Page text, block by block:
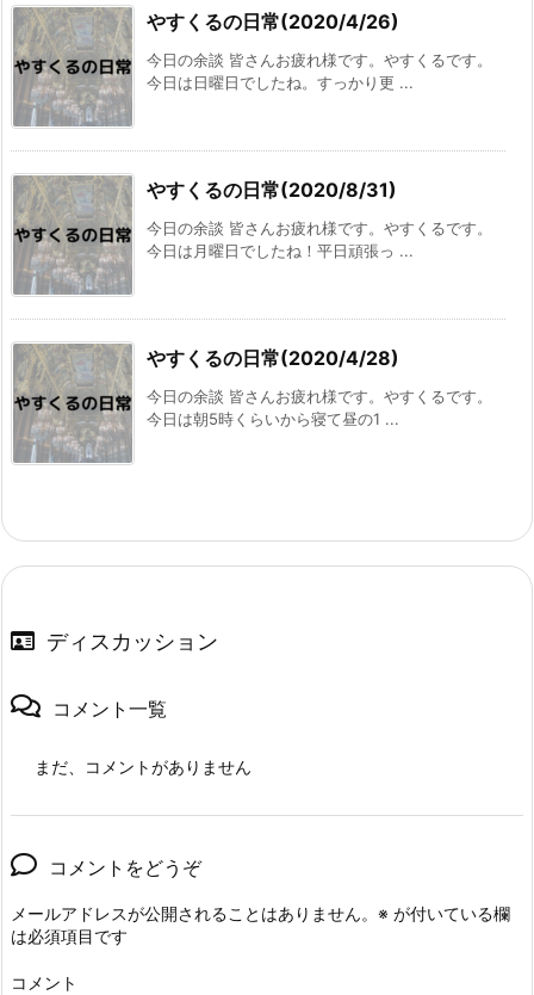
やすくるの日常(2020/4/26)
今日の余談 皆さんお疲れ様です。やすくるです。
今日は日曜日でしたね。すっかり更 ...
やすくるの日常(2020/8/31)
今日の余談 皆さんお疲れ様です。やすくるです。
今日は月曜日でしたね！平日頑張っ ...
やすくるの日常(2020/4/28)
今日の余談 皆さんお疲れ様です。やすくるです。
今日は朝5時くらいから寝て昼の1 ...
ディスカッション
コメント一覧
まだ、コメントがありません
コメントをどうぞ
メールアドレスが公開されることはありません。 ※ が付いている欄
は必須項目です
コメント